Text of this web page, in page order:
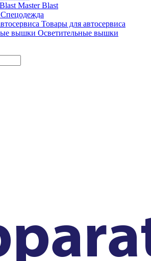
Master Blast
Спецодежда
Товары для автосервиса
Осветительные вышки